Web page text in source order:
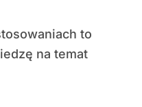
na temat